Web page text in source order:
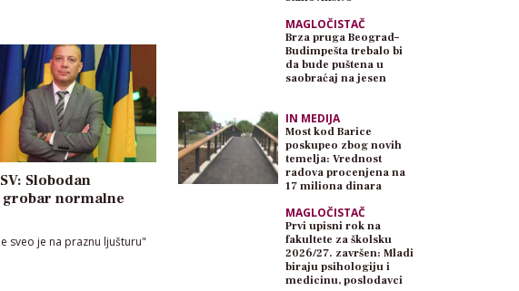
Slobodan
grobar normalne
sveo je na praznu ljušturu"
MAGLOČISTAČ
Brza pruga Beograd–
Budimpešta trebalo bi
da bude puštena u
saobraćaj na jesen
IN MEDIJA
Most kod Barice
poskupeo zbog novih
temelja: Vrednost
radova procenjena na
17 miliona dinara
MAGLOČISTAČ
Prvi upisni rok na
fakultete za školsku
2026/27. završen: Mladi
biraju psihologiju i
medicinu, poslodavci